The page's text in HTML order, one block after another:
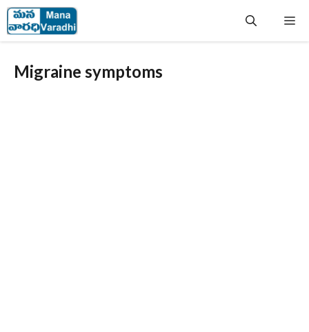
Skip
to
content
Migraine symptoms